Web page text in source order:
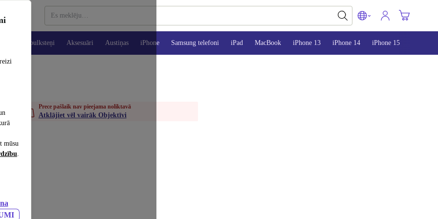
mūsu
.
Viedpulksteņi Aksesuāri Austiņas iPhone Samsung telefoni iPad MacBook iPhone 13 iPhone 14 iPhone 15
Prece pašlaik nav pieejama noliktavā
Atklājiet vēl vairāk Objektīvi